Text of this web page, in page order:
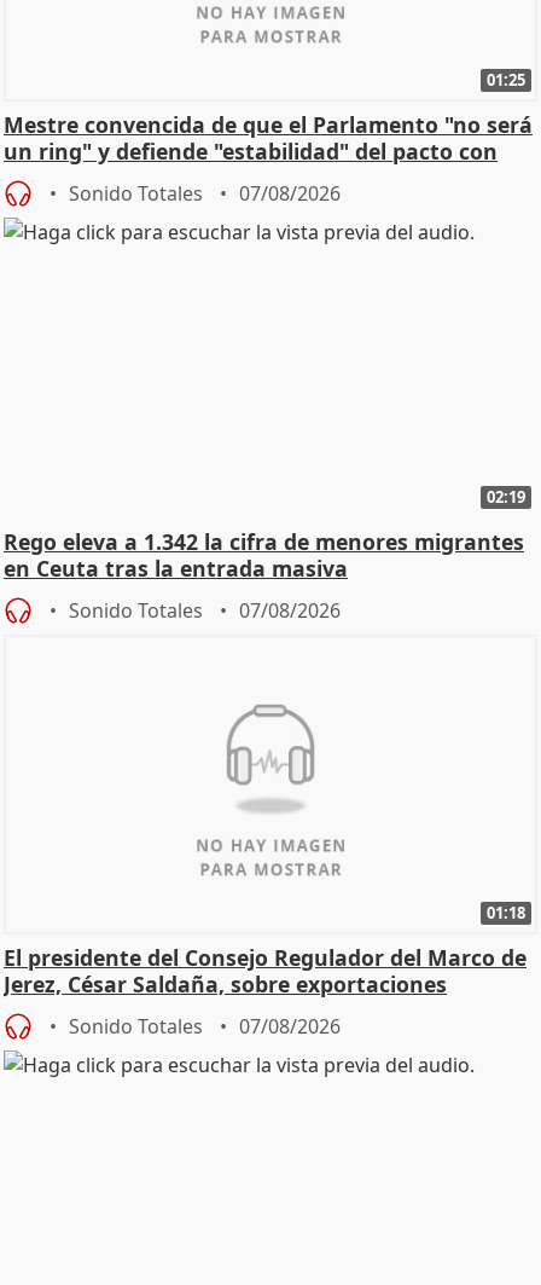
01:25
Mestre convencida de que el Parlamento "no será
un ring" y defiende "estabilidad" del pacto con
Vox
Sonido Totales 07/08/2026
02:19
Rego eleva a 1.342 la cifra de menores migrantes
en Ceuta tras la entrada masiva
Sonido Totales 07/08/2026
01:18
El presidente del Consejo Regulador del Marco de
Jerez, César Saldaña, sobre exportaciones
Sonido Totales 07/08/2026